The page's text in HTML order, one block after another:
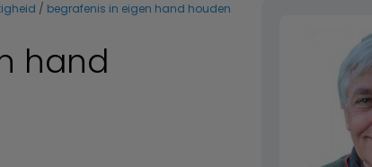
begrafenis in eigen hand houden
hand